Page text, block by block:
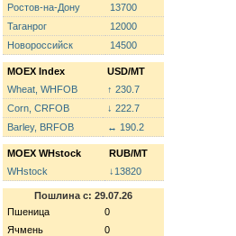
Ростов-на-Дону
13700
Таганрог
12000
Новороссийск
14500
MOEX Index
USD/MT
Wheat, WHFOB
↑ 230.7
Corn, CRFOB
↓ 222.7
Barley, BRFOB
↔ 190.2
MOEX WHstock
RUB/MT
WHstock
↓13820
Пошлина с: 29.07.26
Пшеница
0
Ячмень
0